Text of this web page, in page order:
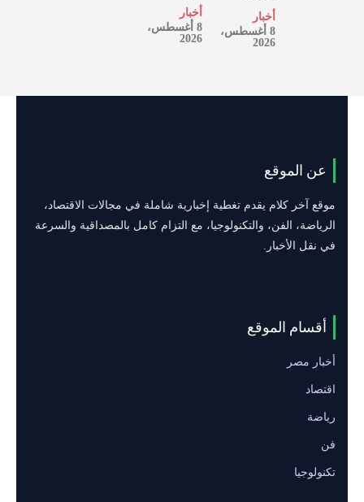
أخبار
8 أغسطس،
2026
أخبار
8 أغسطس،
2026
عن الموقع
موقع آخر كلام يقدم تغطية إخبارية شاملة في مجالات الاقتصاد،
الرياضة، الفن، والتكنولوجيا، مع التزام كامل بالمصداقية والسرعة
في نقل الأخبار.
أقسام الموقع
أخبار مصر
اقتصاد
رياضة
فن
تكنولوجيا